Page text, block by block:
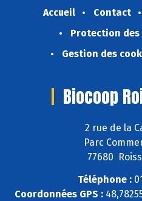
Accueil Contact
Protection des
Gestion des
Biocoop
2 rue de la
Parc
77680
Téléphone :
Coordonnées GPS :